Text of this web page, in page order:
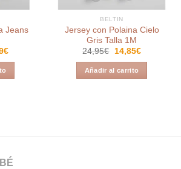
Jeans
€El
BELTIN
Jersey con Polaina Cielo
Gris Talla 1M
24,95€
El
original
era:
14,85€El
Añadir al carrito